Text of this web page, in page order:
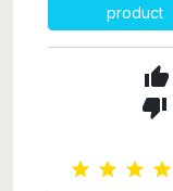
product
thumb_up
thumb_down
   